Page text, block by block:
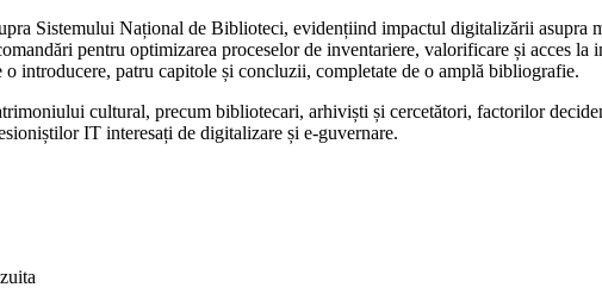
Sistemului Național de Biblioteci, evidențiind impactul digitalizării asupra
pentru optimizarea proceselor de inventariere, valorificare și acces
introducere, patru capitole și concluzii, completate de o amplă bibliografie.
cultural, precum bibliotecari, arhiviști și cercetători, factorilor
IT interesați de digitalizare și e-guvernare.